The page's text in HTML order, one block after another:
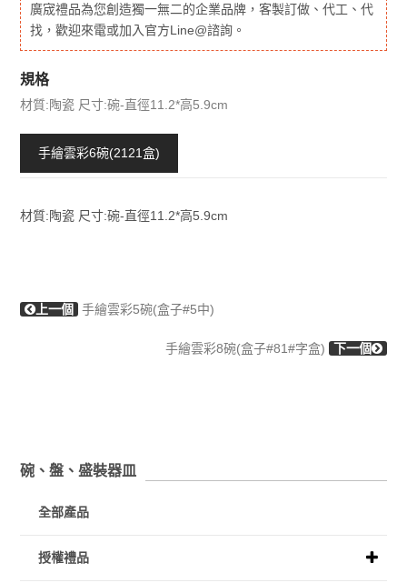
廣宬禮品為您創造獨一無二的企業品牌，客製訂做、代工、代
找，歡迎來電或加入官方Line@諮詢。
規格
材質:陶瓷 尺寸:碗-直徑11.2*高5.9cm
手繪雲彩6碗(2121盒)
材質:陶瓷 尺寸:碗-直徑11.2*高5.9cm
上一個 手繪雲彩5碗(盒子#5中)
手繪雲彩8碗(盒子#81#字盒) 下一個
碗、盤、盛裝器皿
全部產品
授權禮品